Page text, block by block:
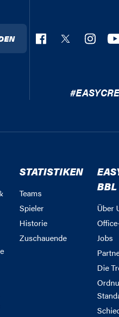
STATISTIKEN
Teams
Spieler
Historie
Zuschauende
BBL
Über
Jobs
Die